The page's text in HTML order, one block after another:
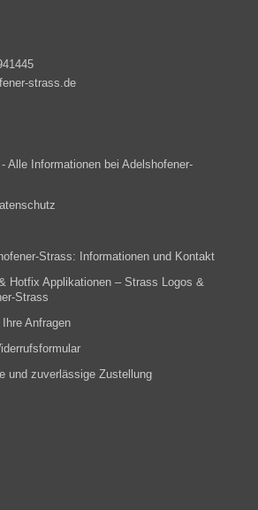
strass.de
Alle Informationen bei Adelshofener-
Strass: Informationen und Kontakt
Hotfix Applikationen – Strass Logos &
Strass
Anfragen
und zuverlässige Zustellung